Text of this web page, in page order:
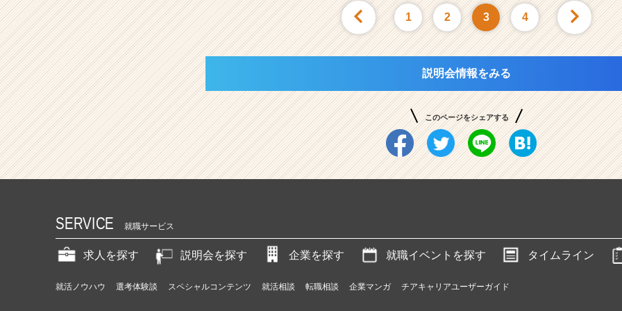
1 2 3 4
説明会情報をみる
このページをシェアする
SERVICE 就職サービス
求人を探す 説明会を探す 企業を探す 就職イベントを探す タイムライン
就活ノウハウ 選考体験談 スペシャルコンテンツ 就活相談 転職相談 企業マンガ チアキャリアユーザーガイド